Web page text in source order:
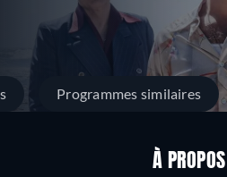
Programmes similaires
À